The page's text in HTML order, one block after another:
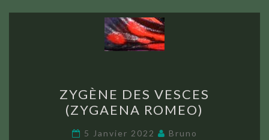
DES
VESCES
(ZYGAENA
ZYGÈNE DES VESCES
(ZYGAENA ROMEO)
5 Janvier 2022 Bruno